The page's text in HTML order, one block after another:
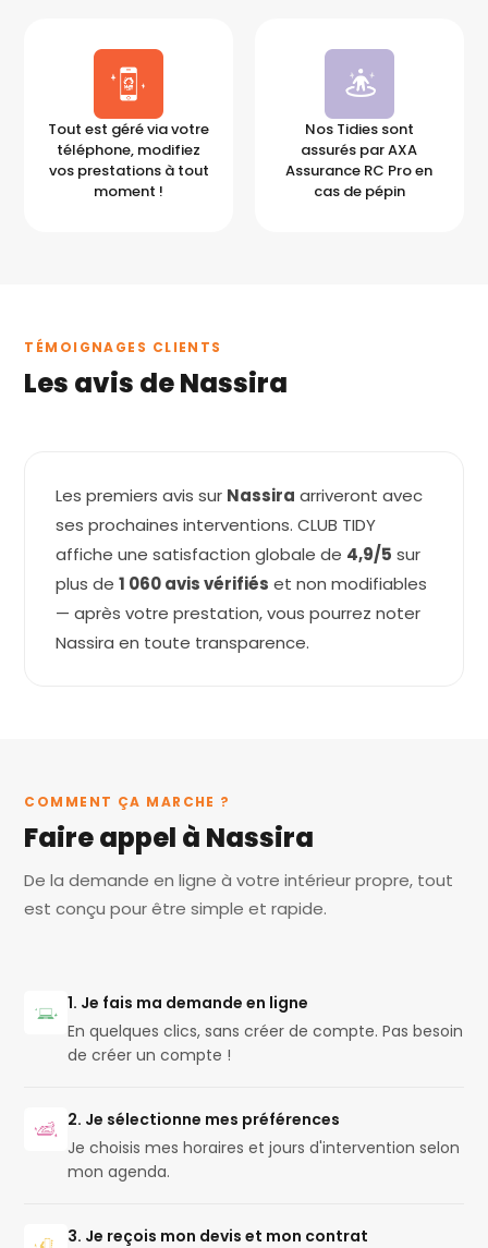
Tout est géré via votre
téléphone, modifiez
vos prestations à tout
moment !
Nos Tidies sont
assurés par AXA
Assurance RC Pro en
cas de pépin
TÉMOIGNAGES CLIENTS
Les avis de Nassira
Les premiers avis sur Nassira arriveront avec
ses prochaines interventions. CLUB TIDY
affiche une satisfaction globale de 4,9/5 sur
plus de1 060 avis vérifiés et non modifiables
— après votre prestation, vous pourrez noter
Nassira en toute transparence.
COMMENT ÇA MARCHE ?
Faire appel à Nassira
De la demande en ligne à votre intérieur propre, tout
est conçu pour être simple et rapide.
1. Je fais ma demande en ligne
En quelques clics, sans créer de compte. Pas besoin
de créer un compte !
2. Je sélectionne mes préférences
Je choisis mes horaires et jours d'intervention selon
mon agenda.
3. Je reçois mon devis et mon contrat